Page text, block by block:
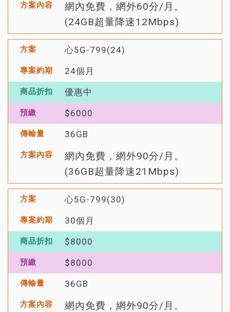
網內免費，網外60分/月。
(24GB超量降速12Mbps)
心5G-799(24)
24個月
優惠中
$6000
36GB
網內免費，網外90分/月。
(36GB超量降速21Mbps)
心5G-799(30)
30個月
$8000
$8000
36GB
網內免費，網外90分/月。